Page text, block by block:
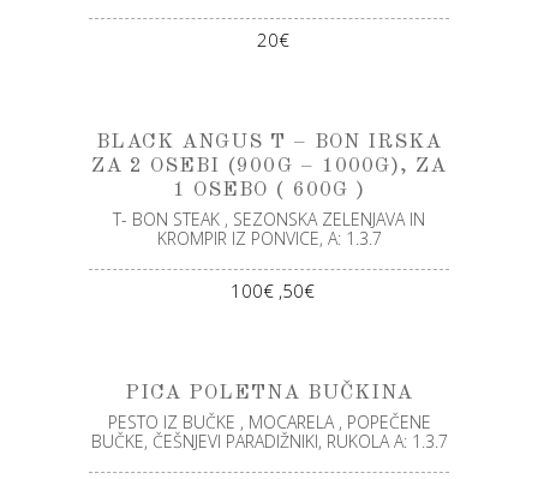
20€
BLACK ANGUS T – BON IRSKA
ZA 2 OSEBI (900G – 1000G), ZA
1 OSEBO ( 600G )
T- BON STEAK , SEZONSKA ZELENJAVA IN
KROMPIR IZ PONVICE, A: 1.3.7
100€ ,50€
PICA POLETNA BUČKINA
PESTO IZ BUČKE , MOCARELA , POPEČENE
BUČKE, ČEŠNJEVI PARADIŽNIKI, RUKOLA A: 1.3.7